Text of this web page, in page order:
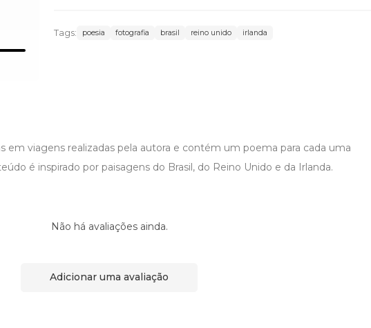
Tags: poesia fotografia brasil reino unido irlanda
em viagens realizadas pela autora e contém um poema para cada uma
é inspirado por paisagens do Brasil, do Reino Unido e da Irlanda.
Não há avaliações ainda.
Adicionar uma avaliação